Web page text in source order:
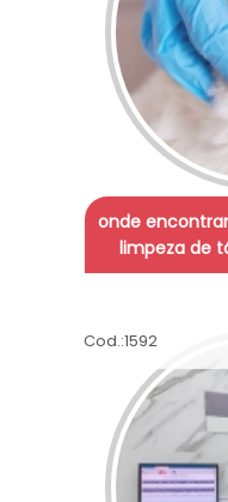
onde
limpeza de
Cod.:1592